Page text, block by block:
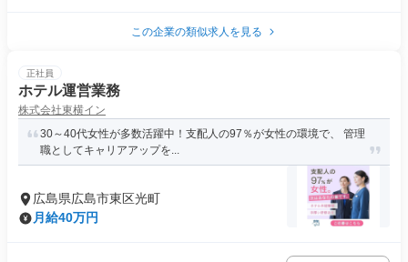
この企業の類似求人を見る
正社員
ホテル運営業務
株式会社東横イン
30～40代女性が多数活躍中！支配人の97％が女性の環境で、 管理
職としてキャリアアップを...
広島県広島市東区光町
月給40万円